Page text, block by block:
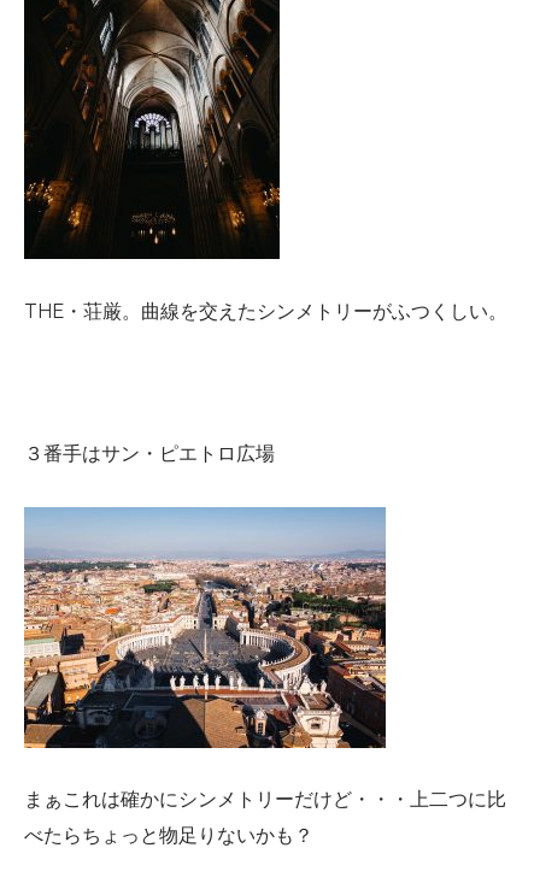
THE・荘厳。曲線を交えたシンメトリーがふつくしい。
３番手はサン・ピエトロ広場
まぁこれは確かにシンメトリーだけど・・・上二つに比
べたらちょっと物足りないかも？